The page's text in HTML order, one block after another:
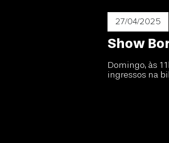
27/04/2025
Show
Domingo, às
ingressos na